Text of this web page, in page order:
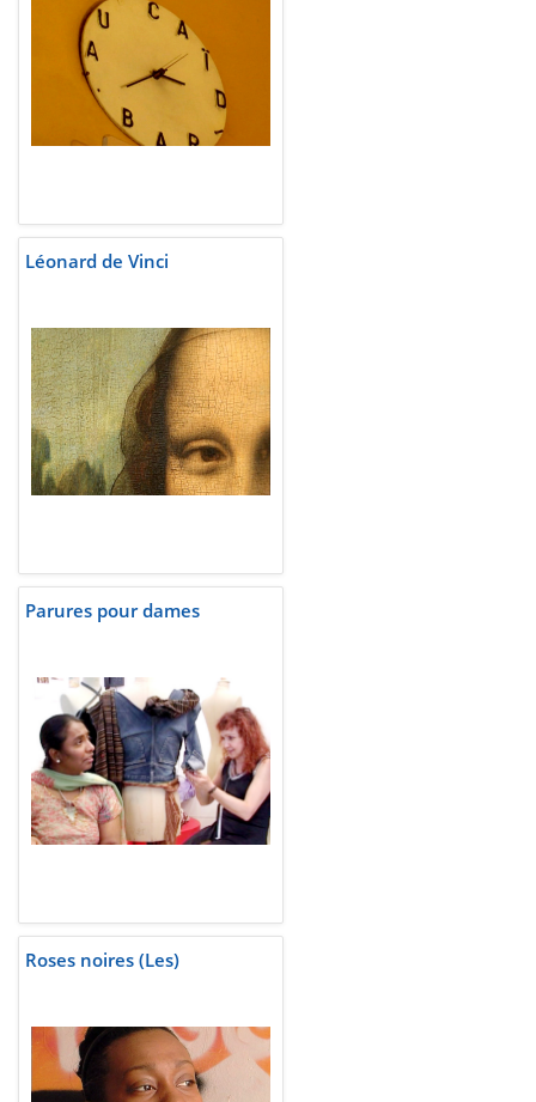
Léonard de Vinci
Parures pour dames
Roses noires (Les)